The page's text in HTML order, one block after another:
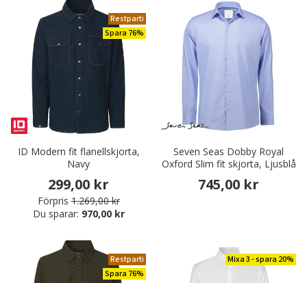
Restparti
Spara 76%
ID Modern fit flanellskjorta,
Navy
299,00 kr
Förpris 1.269,00 kr
Du sparar: 970,00 kr
Seven Seas Dobby Royal
Oxford Slim fit skjorta, Ljusblå
745,00 kr
Restparti
Spara 76%
Mixa 3 - spara 20%